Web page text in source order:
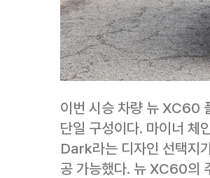
이번 시승 차량 뉴 XC60
단일 구성이다. 마이너
Dark라는 디자인 선택지
공 가능했다. 뉴 XC60의